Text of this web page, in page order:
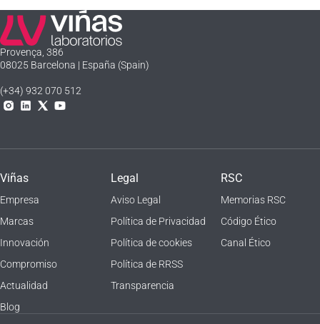
Laboratorios Viñas
Provença, 386
08025 Barcelona | España (Spain)
(+34) 932 070 512
Instagram
Linkedln
X YouTube
Viñas
Empresa
Marcas
Innovación
Compromiso
Actualidad
Blog
Legal
Aviso Legal
Política de Privacidad
Política de cookies
Política de RRSS
Transparencia
RSC
Memorias RSC
Código Ético
Canal Ético